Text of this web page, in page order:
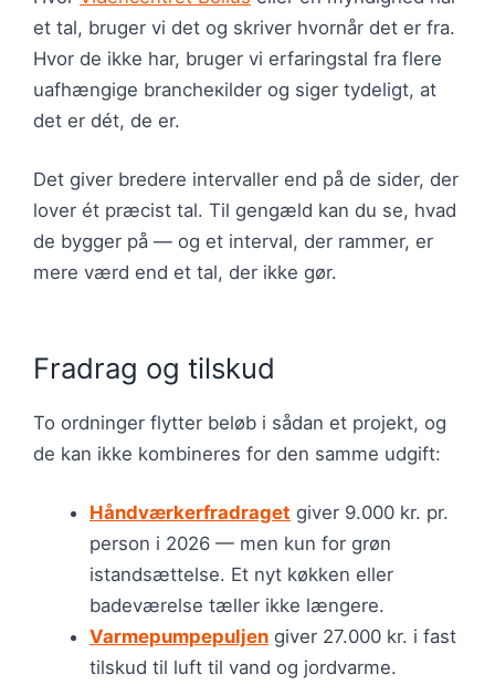
et tal, bruger vi det og skriver hvornår det er fra.
Hvor de ikke har, bruger vi erfaringstal fra flere
uafhængige brancheкilder og siger tydeligt, at
det er dét, de er.
Det giver bredere intervaller end på de sider, der
lover ét præcist tal. Til gengæld kan du se, hvad
de bygger på — og et interval, der rammer, er
mere værd end et tal, der ikke gør.
Fradrag og tilskud
To ordninger flytter beløb i sådan et projekt, og
de kan ikke kombineres for den samme udgift:
Håndværkerfradraget giver 9.000 kr. pr.
person i 2026 — men kun for grøn
istandsættelse. Et nyt køkken eller
badeværelse tæller ikke længere.
Varmepumpepuljen giver 27.000 kr. i fast
tilskud til luft til vand og jordvarme.